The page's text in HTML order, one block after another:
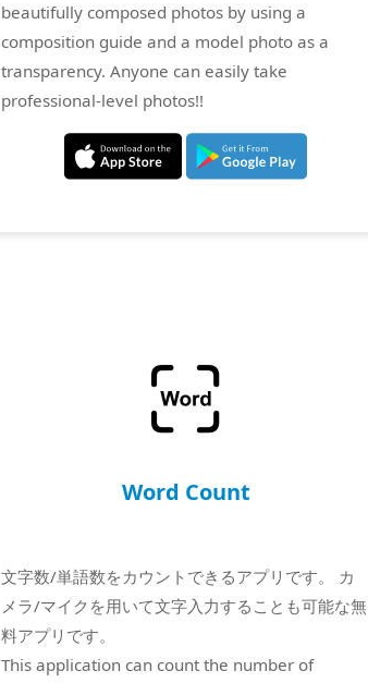
beautifully composed photos by using a
composition guide and a model photo as a
transparency. Anyone can easily take
professional-level photos!!
Word Count
文字数/単語数をカウントできるアプリです。 カ
メラ/マイクを用いて文字入力することも可能な無
料アプリです。
This application can count the number of